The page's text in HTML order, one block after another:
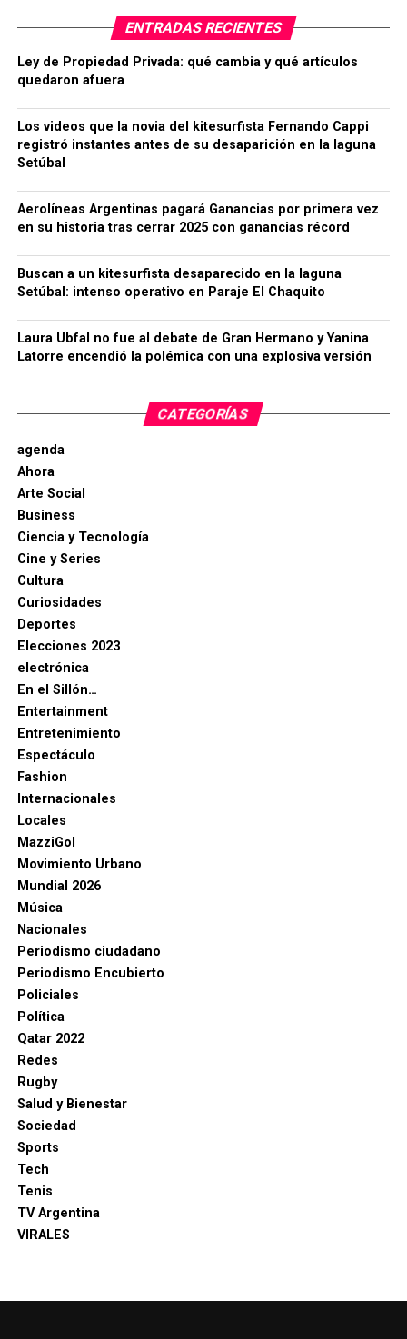
ENTRADAS RECIENTES
Ley de Propiedad Privada: qué cambia y qué artículos
quedaron afuera
Los videos que la novia del kitesurfista Fernando Cappi
registró instantes antes de su desaparición en la laguna
Setúbal
Aerolíneas Argentinas pagará Ganancias por primera vez
en su historia tras cerrar 2025 con ganancias récord
Buscan a un kitesurfista desaparecido en la laguna
Setúbal: intenso operativo en Paraje El Chaquito
Laura Ubfal no fue al debate de Gran Hermano y Yanina
Latorre encendió la polémica con una explosiva versión
CATEGORÍAS
agenda
Ahora
Arte Social
Business
Ciencia y Tecnología
Cine y Series
Cultura
Curiosidades
Deportes
Elecciones 2023
electrónica
En el Sillón…
Entertainment
Entretenimiento
Espectáculo
Fashion
Internacionales
Locales
MazziGol
Movimiento Urbano
Mundial 2026
Música
Nacionales
Periodismo ciudadano
Periodismo Encubierto
Policiales
Política
Qatar 2022
Redes
Rugby
Salud y Bienestar
Sociedad
Sports
Tech
Tenis
TV Argentina
VIRALES